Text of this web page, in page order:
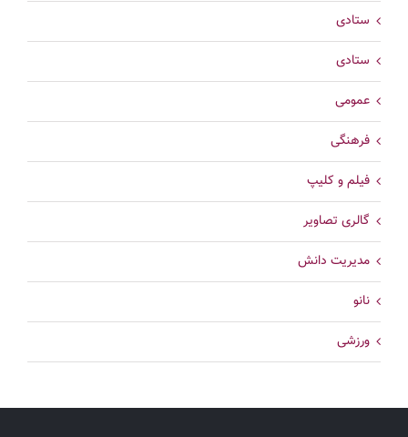
ستادی
ستادی
عمومی
فرهنگی
فیلم و کلیپ
گالری تصاویر
مدیریت دانش
نانو
ورزشی